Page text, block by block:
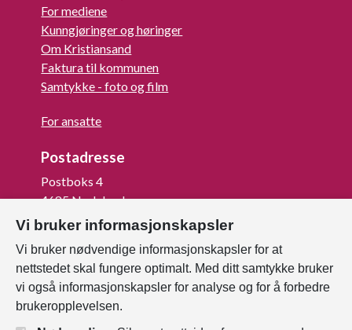
For mediene
Kunngjøringer og høringer
Om Kristiansand
Faktura til kommunen
Samtykke - foto og film
For ansatte
Postadresse
Postboks 4
4685 Nodeland
Org.nr: 820 852 982
Last ned vår innbygger -app
Vi bruker informasjonskapsler
Vi bruker nødvendige informasjonskapsler for at
nettstedet skal fungere optimalt. Med ditt samtykke bruker
vi også informasjonskapsler for analyse og for å forbedre
brukeropplevelsen.